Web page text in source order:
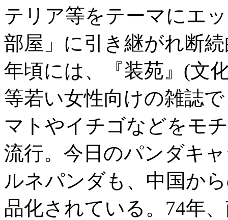
テリア等をテーマにエ
部屋」に引き継がれ断
年頃には、『装苑』(文
等若い女性向けの雑誌
マトやイチゴなどをモ
流行。今日のパンダキ
ルネパンダも、中国か
品化されている。74年